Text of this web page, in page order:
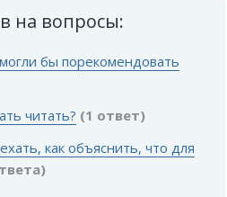
на вопросы:
бы порекомендовать
читать? (1 ответ)
как объяснить, что для